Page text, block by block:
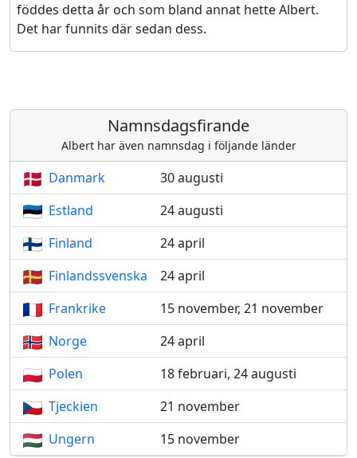
föddes detta år och som bland annat hette Albert.
Det har funnits där sedan dess.
Namnsdagsfirande
Albert har även namnsdag i följande länder
Danmark
30 augusti
Estland
24 augusti
Finland
24 april
Finlandssvenska
24 april
Frankrike
15 november, 21 november
Norge
24 april
Polen
18 februari, 24 augusti
Tjeckien
21 november
Ungern
15 november